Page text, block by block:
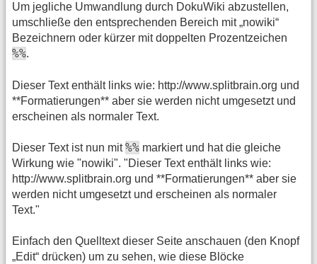
Um jegliche Umwandlung durch DokuWiki abzustellen,
umschließe den entsprechenden Bereich mit „nowiki“
Bezeichnern oder kürzer mit doppelten Prozentzeichen
%%.
Dieser Text enthält links wie: http://www.splitbrain.org und
**Formatierungen** aber sie werden nicht umgesetzt und
erscheinen als normaler Text.
Dieser Text ist nun mit%% markiert und hat die gleiche
Wirkung wie "nowiki". "Dieser Text enthält links wie:
http://www.splitbrain.org und **Formatierungen** aber sie
werden nicht umgesetzt und erscheinen als normaler
Text."
Einfach den Quelltext dieser Seite anschauen (den Knopf
„Edit“ drücken) um zu sehen, wie diese Blöcke